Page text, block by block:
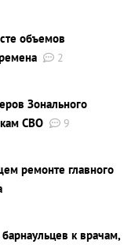
объемов
2
Зонального
СВО
9
ремонте главного
к врачам,